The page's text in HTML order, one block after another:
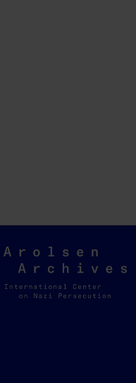
Arolsen
Archives